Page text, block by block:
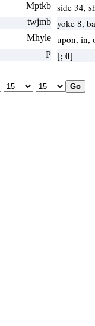
Mptkb side 34,
twjmb yoke 8,
Mhyle upon, in,
P [; 0]